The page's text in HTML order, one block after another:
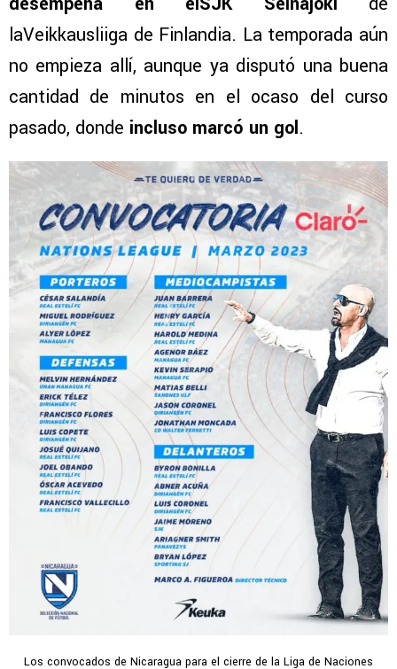
laVeikkausliiga de Finlandia. La temporada aún
no empieza allí, aunque ya disputó una buena
cantidad de minutos en el ocaso del curso
pasado, donde incluso marcó un gol.
Los convocados de Nicaragua para el cierre de la Liga de Naciones